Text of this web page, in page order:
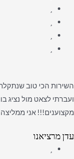
השירות הכי טוב
ועברתי לצאט מול נציג
מקצוענים!!! אני
עדן מרציאנו